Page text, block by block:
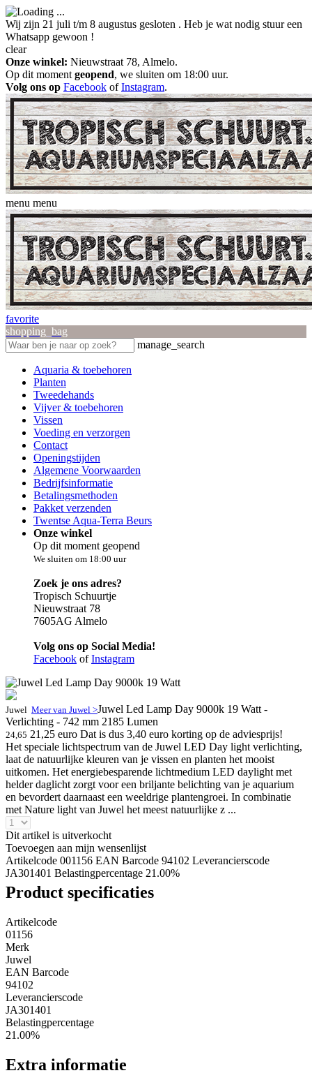
Wij zijn 21 juli t/m 8 augustus gesloten . Heb je wat nodig stuur een
Whatsapp gewoon !
clear
Onze winkel: Nieuwstraat 78, Almelo.
Op dit moment geopend, we sluiten om 18:00 uur.
Volg ons op Facebook ofInstagram.
menu menu
favorite
shopping_bag
manage_search
Aquaria & toebehoren
Planten
Tweedehands
Vijver & toebehoren
Vissen
Voeding en verzorgen
Contact
Openingstijden
Algemene Voorwaarden
Bedrijfsinformatie
Betalingsmethoden
Pakket verzenden
Twentse Aqua-Terra Beurs
Onze winkel
Op dit moment geopend
We sluiten om 18:00 uur
Zoek je ons adres?
Tropisch Schuurtje
Nieuwstraat 78
7605AG Almelo
Volg ons op Social Media!
Facebook ofInstagram
Juwel Meer van Juwel >Juwel Led Lamp Day 9000k 19 Watt -
Verlichting - 742 mm 2185 Lumen
24,65 21,25 euro Dat is dus 3,40 euro korting op de adviesprijs!
Het speciale lichtspectrum van de Juwel LED Day light verlichting,
laat de natuurlijke kleuren van je vissen en planten het mooist
uitkomen. Het energiebesparende lichtmedium LED daylight met
helder daglicht zorgt voor een briljante belichting van je aquarium
en bevordert daarnaast een weeldrige plantengroei. In combinatie
met Nature light van Juwel het meest natuurlijke z ...
Dit artikel is uitverkocht
Toevoegen aan mijn wensenlijst
Artikelcode 001156 EAN Barcode 94102 Leverancierscode
JA301401 Belastingpercentage 21.00%
Product specificaties
Artikelcode
01156
Merk
Juwel
EAN Barcode
94102
Leverancierscode
JA301401
Belastingpercentage
21.00%
Extra informatie